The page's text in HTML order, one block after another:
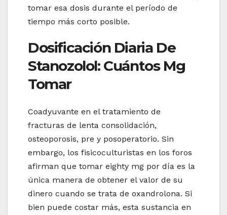
tomar esa dosis durante el período de
tiempo más corto posible.
Dosificación Diaria De
Stanozolol: Cuántos Mg
Tomar
Coadyuvante en el tratamiento de
fracturas de lenta consolidación,
osteoporosis, pre y posoperatorio. Sin
embargo, los fisicoculturistas en los foros
afirman que tomar eighty mg por día es la
única manera de obtener el valor de su
dinero cuando se trata de oxandrolona. Si
bien puede costar más, esta sustancia en